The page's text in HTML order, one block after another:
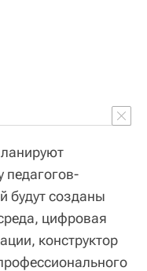
педагогов-
будут созданы
цифровая
конструктор